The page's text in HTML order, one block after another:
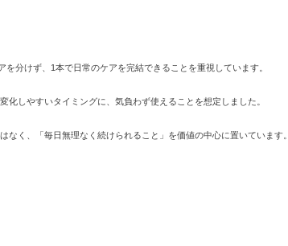
を分けず、 1 本で日常のケアを完結できることを重視しています。
しやすいタイミングに、気負わず使えることを想定しました。
く、「毎日無理なく続けられること」を価値の中心に置いています。